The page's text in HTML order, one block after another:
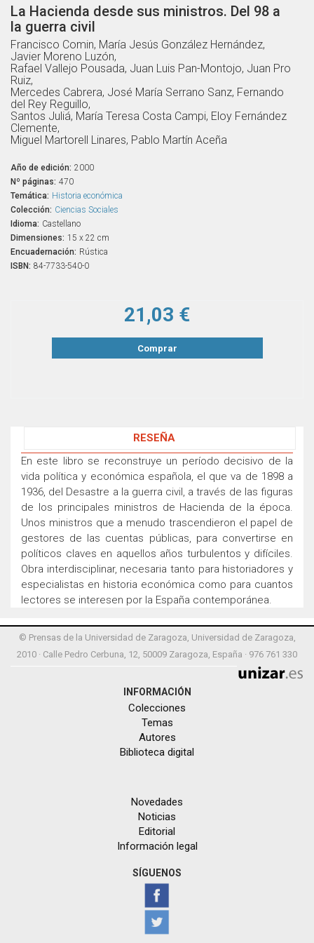
La Hacienda desde sus ministros. Del 98 a
la guerra civil
Francisco Comin, María Jesús González Hernández,
Javier Moreno Luzón,
Rafael Vallejo Pousada, Juan Luis Pan-Montojo, Juan Pro
Ruiz,
Mercedes Cabrera, José María Serrano Sanz, Fernando
del Rey Reguillo,
Santos Juliá, María Teresa Costa Campi, Eloy Fernández
Clemente,
Miguel Martorell Linares, Pablo Martín Aceña
Año de edición: 2000
Nº páginas: 470
Temática: Historia económica
Colección: Ciencias Sociales
Idioma: Castellano
Dimensiones: 15 x 22 cm
Encuadernación: Rústica
ISBN: 84-7733-540-0
21,03 €
Comprar
RESEÑA
En este libro se reconstruye un período decisivo de la
vida política y económica española, el que va de 1898 a
1936, del Desastre a la guerra civil, a través de las figuras
de los principales ministros de Hacienda de la época.
Unos ministros que a menudo trascendieron el papel de
gestores de las cuentas públicas, para convertirse en
políticos claves en aquellos años turbulentos y difíciles.
Obra interdisciplinar, necesaria tanto para historiadores y
especialistas en historia económica como para cuantos
lectores se interesen por la España contemporánea.
© Prensas de la Universidad de Zaragoza, Universidad de Zaragoza,
2010 · Calle Pedro Cerbuna, 12, 50009 Zaragoza, España · 976 761 330
INFORMACIÓN
Colecciones
Temas
Autores
Biblioteca digital
Novedades
Noticias
Editorial
Información legal
SÍGUENOS